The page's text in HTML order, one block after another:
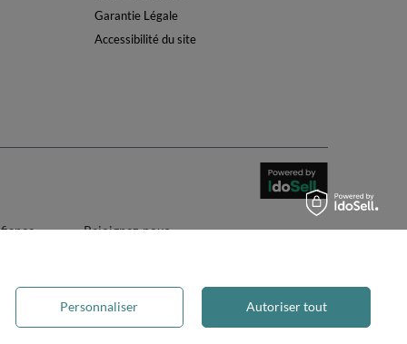
Garantie Légale
Accessibilité du site
Rejoignez-nous
Personnaliser Autoriser tout